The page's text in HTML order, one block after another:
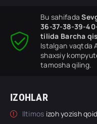
Bu sahifada
36-37-38-39-
tilida Barcha
Istalgan vaqtda
shaxsiy
tamosha qiling.
IZOHLAR
Iltimos izoh yozish